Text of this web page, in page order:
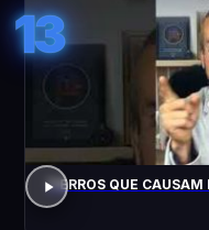
13
7 ERROS QUE CAUSAM